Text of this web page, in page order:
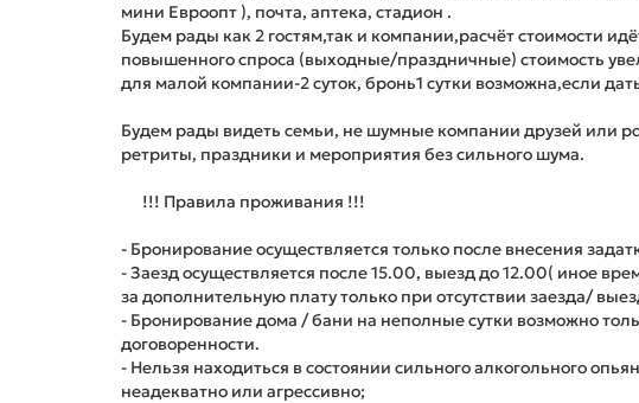
мини Евроопт ), почта, аптека, стадион .
Будем рады как 2 гостям,так и компании,расчёт стоимости
повышенного спроса (выходные/праздничные) стоимость
для малой компании-2 суток, бронь1 сутки возможна,если
Будем рады видеть семьи, не шумные компании друзей или
ретриты, праздники и мероприятия без сильного шума.
!!! Правила проживания !!!
- Бронирование осуществляется только после внесения
- Заезд осуществляется после 15.00, выезд до 12.00( иное
за дополнительную плату только при отсутствии заезда/
- Бронирование дома / бани на неполные сутки возможно
договоренности.
- Нельзя находиться в состоянии сильного алкогольного
неадекватно или агрессивно;